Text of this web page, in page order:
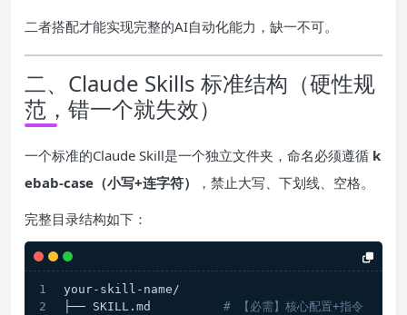
二者搭配才能实现完整的AI自动化能力，缺一不可。
二、Claude Skills 标准结构（硬性规
范，错一个就失效）
一个标准的Claude Skill是一个独立文件夹，命名必须遵循 k
ebab-case（小写+连字符）
，禁止大写、下划线、空格。
完整目录结构如下：
your-skill-name/
├── SKILL.md # 【必需】核心配置+指令